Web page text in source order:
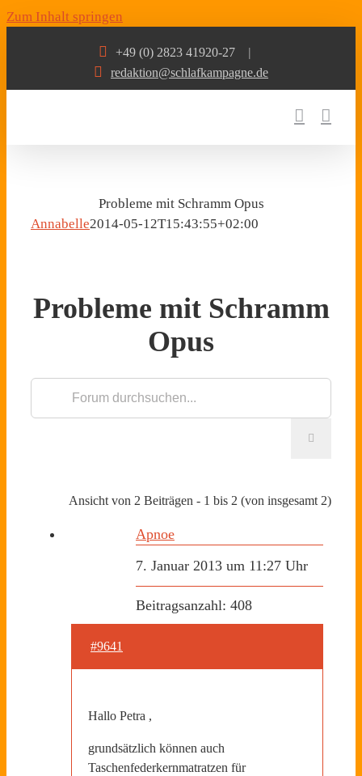
Zum Inhalt springen
+49 (0) 2823 41920-27
|
redaktion@schlafkampagne.de
Probleme mit Schramm Opus
Annabelle2014-05-12T15:43:55+02:00
Probleme mit Schramm
Opus
Ansicht von 2 Beiträgen - 1 bis 2 (von insgesamt 2)
Apnoe
7. Januar 2013 um 11:27 Uhr
Beitragsanzahl: 408
#9641
Hallo Petra ,
grundsätzlich können auch
Taschenfederkernmatratzen für